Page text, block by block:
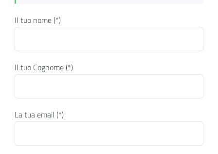
Il tuo nome (*)
Il tuo Cognome (*)
La tua email (*)